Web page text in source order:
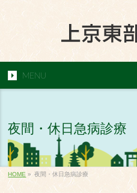
MENU
夜間・休日急病診療
HOME » 夜間・休日急病診療